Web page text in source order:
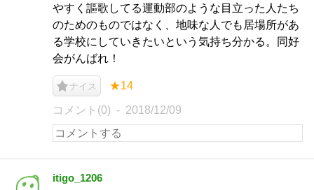
やすく謳歌してる運動部のような目立った人たち
のためのものではなく、地味な人でも居場所があ
る学校にしていきたいという気持ち分かる。同好
会がんばれ！
ナイス ★14
コメント(0) 2018/12/09
itigo_1206